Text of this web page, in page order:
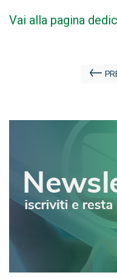
Vai alla pagina
Navigazione